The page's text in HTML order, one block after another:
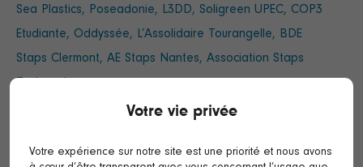
Sea Plastics, Poseadonie, L3DD, Soligreen UPEC, COP3
Etudiante, Oddyssée, L’Assolidaire Tourangelle, BDE
Staps Clermont, AE Staps Nantes, Association Staps
Toulousain
Votre vie privée
Votre expérience sur notre site est une priorité et nous avons